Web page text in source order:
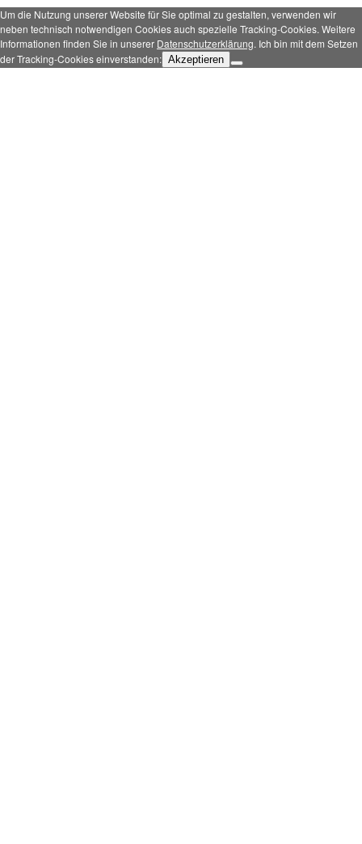
Um die Nutzung unserer Website für Sie optimal zu gestalten, verwenden wir
neben technisch notwendigen Cookies auch spezielle Tracking-Cookies. Weitere
Informationen finden Sie in unserer Datenschutzerklärung. Ich bin mit dem Setzen
der Tracking-Cookies einverstanden: Akzeptieren